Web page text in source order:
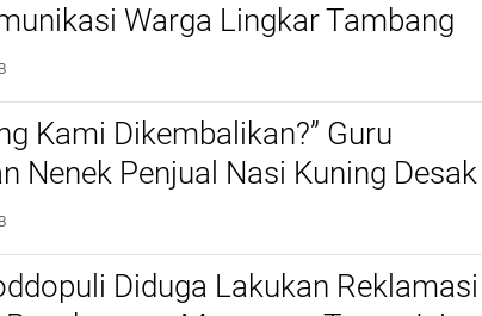
Warga Lingkar Tambang
Kami Dikembalikan?” Guru
Nenek Penjual Nasi Kuning Desak
Umrah
Diduga Lakukan Reklamasi